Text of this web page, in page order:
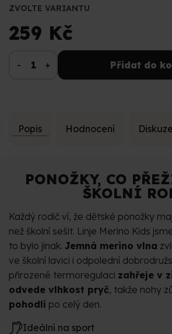
259 Kč
ZVOLTE VARIANTU
Přidat do
Popis Hodnocení Diskuze
PONOŽKY, CO
ŠKOLNÍ
Každý rodič ví, že dětské ponožky
než školní sešit. Linje Merino Kids
to bylo jinak. Jemná merino vlna
ve školní lavici i odpolední
přirozené termoregulaci zahřeje v
odvede vlhkost pryč, takže nohy
pohodlí po celý den.
Ideální na sport